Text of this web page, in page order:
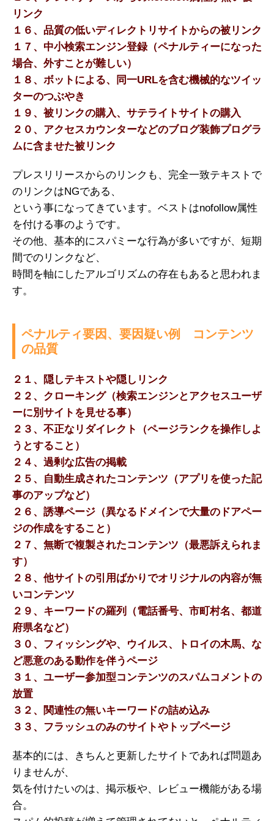
リンク
１６、品質の低いディレクトリサイトからの被リンク
１７、中小検索エンジン登録（ペナルティーになった
場合、外すことが難しい）
１８、ボットによる、同一URLを含む機械的なツイッ
ターのつぶやき
１９、被リンクの購入、サテライトサイトの購入
２０、アクセスカウンターなどのブログ装飾プログラ
ムに含ませた被リンク
プレスリリースからのリンクも、完全一致テキストで
のリンクはNGである、
という事になってきています。ベストはnofollow属性
を付ける事のようです。
その他、基本的にスパミーな行為が多いですが、短期
間でのリンクなど、
時間を軸にしたアルゴリズムの存在もあると思われま
す。
ペナルティ要因、要因疑い例 コンテンツ
の品質
２１、隠しテキストや隠しリンク
２２、クローキング（検索エンジンとアクセスユーザ
ーに別サイトを見せる事）
２３、不正なリダイレクト（ページランクを操作しよ
うとすること）
２４、過剰な広告の掲載
２５、自動生成されたコンテンツ（アプリを使った記
事のアップなど）
２６、誘導ページ（異なるドメインで大量のドアペー
ジの作成をすること）
２７、無断で複製されたコンテンツ（最悪訴えられま
す）
２８、他サイトの引用ばかりでオリジナルの内容が無
いコンテンツ
２９、キーワードの羅列（電話番号、市町村名、都道
府県名など）
３０、フィッシングや、ウイルス、トロイの木馬、な
ど悪意のある動作を伴うページ
３１、ユーザー参加型コンテンツのスパムコメントの
放置
３２、関連性の無いキーワードの詰め込み
３３、フラッシュのみのサイトやトップページ
基本的には、きちんと更新したサイトであれば問題あ
りませんが、
気を付けたいのは、掲示板や、レビュー機能がある場
合。